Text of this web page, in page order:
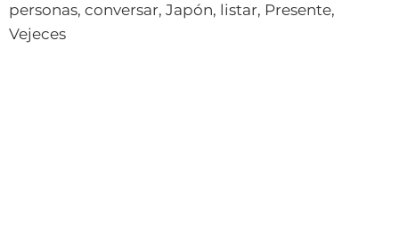
personas, conversar, Japón, listar, Presente,
Vejeces